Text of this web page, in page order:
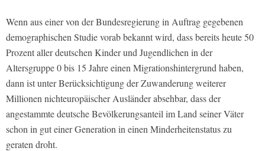
Wenn aus einer von der Bundesregierung in Auftrag gegebenen
demographischen Studie vorab bekannt wird, dass bereits heute 50
Prozent aller deutschen Kinder und Jugendlichen in der
Altersgruppe 0 bis 15 Jahre einen Migrationshintergrund haben,
dann ist unter Berücksichtigung der Zuwanderung weiterer
Millionen nichteuropäischer Ausländer absehbar, dass der
angestammte deutsche Bevölkerungsanteil im Land seiner Väter
schon in gut einer Generation in einen Minderheitenstatus zu
geraten droht.